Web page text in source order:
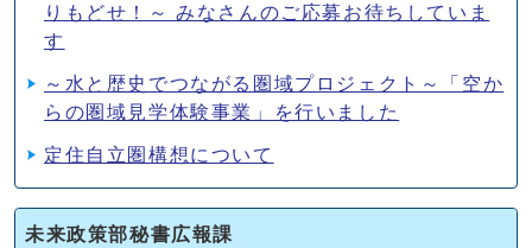
りもどせ！～ みなさんのご応募お待ちしていま
す
～水と歴史でつながる圏域プロジェクト～「空か
らの圏域見学体験事業」を行いました
定住自立圏構想について
未来政策部秘書広報課